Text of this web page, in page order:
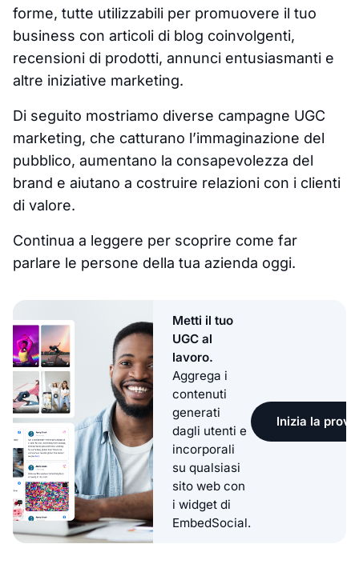
forme, tutte utilizzabili per promuovere il tuo
business con articoli di blog coinvolgenti,
recensioni di prodotti, annunci entusiasmanti e
altre iniziative marketing.
Di seguito mostriamo diverse campagne UGC
marketing, che catturano l’immaginazione del
pubblico, aumentano la consapevolezza del
brand e aiutano a costruire relazioni con i clienti
di valore.
Continua a leggere per scoprire come far
parlare le persone della tua azienda oggi.
Metti il tuo
UGC al
lavoro.
Aggrega i
contenuti
generati
dagli utenti e
incorporali
su qualsiasi
sito web con
i widget di
EmbedSocial.
Inizia la